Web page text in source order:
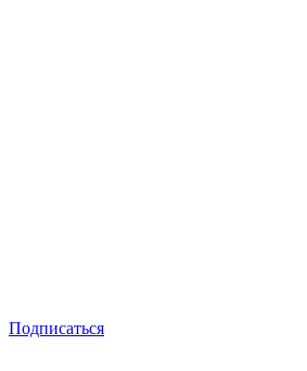
Подписаться